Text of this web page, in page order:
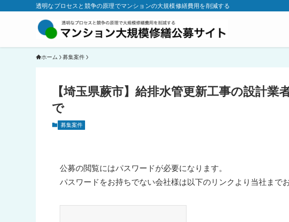
透明なプロセスと競争の原理でマンションの大規模修繕費用を削減する
ホーム 募集案件
【埼玉県蕨市】給排水管更新工事の設計業
で
募集案件
公募の閲覧にはパスワードが必要になります。
パスワードをお持ちでない会社様は以下のリンクより当社まで